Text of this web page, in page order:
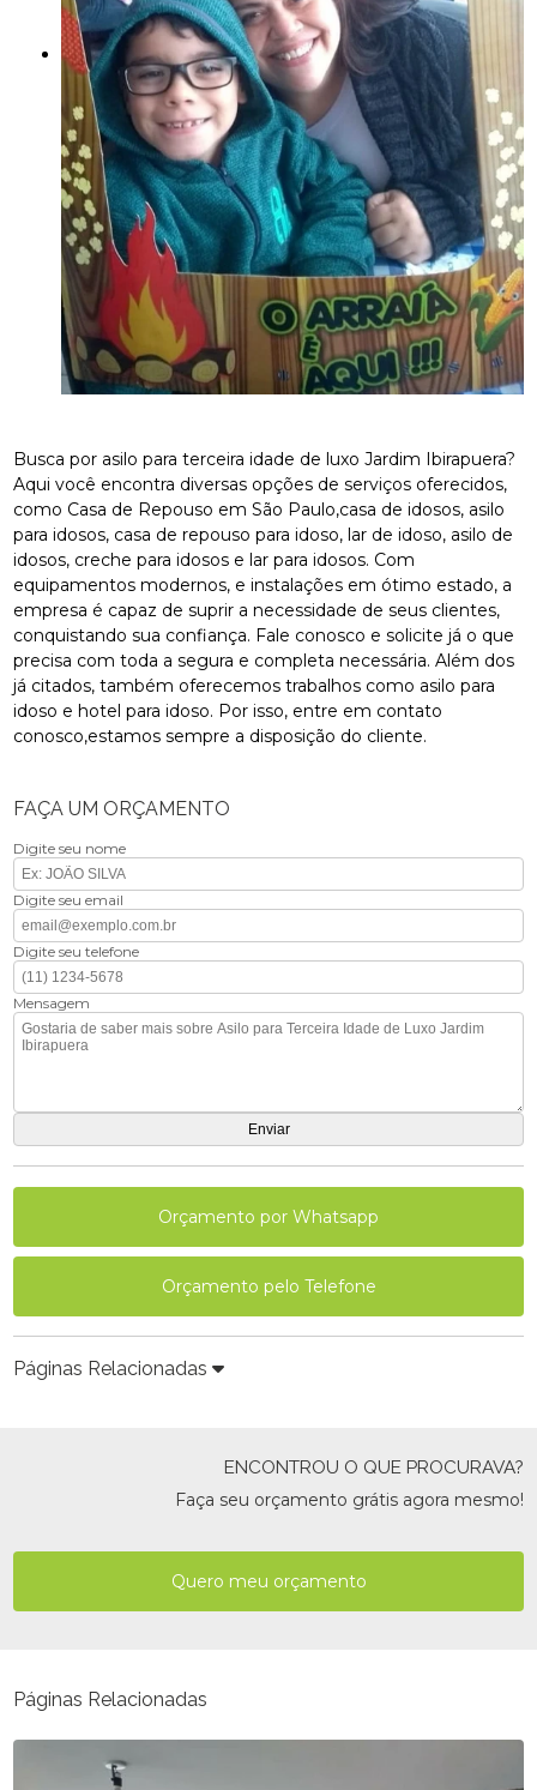
Busca por asilo para terceira idade de luxo Jardim Ibirapuera?
Aqui você encontra diversas opções de serviços oferecidos,
como Casa de Repouso em São Paulo,casa de idosos, asilo
para idosos, casa de repouso para idoso, lar de idoso, asilo de
idosos, creche para idosos e lar para idosos. Com
equipamentos modernos, e instalações em ótimo estado, a
empresa é capaz de suprir a necessidade de seus clientes,
conquistando sua confiança. Fale conosco e solicite já o que
precisa com toda a segura e completa necessária. Além dos
já citados, também oferecemos trabalhos como asilo para
idoso e hotel para idoso. Por isso, entre em contato
conosco,estamos sempre a disposição do cliente.
FAÇA UM ORÇAMENTO
Digite seu nome
Digite seu email
Digite seu telefone
Mensagem
Orçamento por Whatsapp
Orçamento pelo Telefone
Páginas Relacionadas
ENCONTROU O QUE PROCURAVA?
Faça seu orçamento grátis agora mesmo!
Quero meu orçamento
Páginas Relacionadas